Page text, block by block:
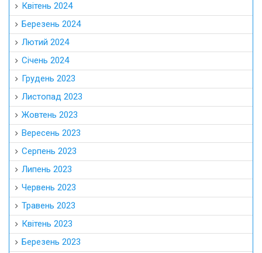
Квітень 2024
Березень 2024
Лютий 2024
Січень 2024
Грудень 2023
Листопад 2023
Жовтень 2023
Вересень 2023
Серпень 2023
Липень 2023
Червень 2023
Травень 2023
Квітень 2023
Березень 2023